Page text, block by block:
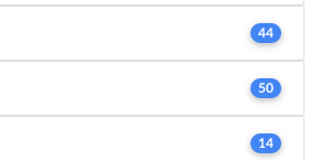
44
50
14